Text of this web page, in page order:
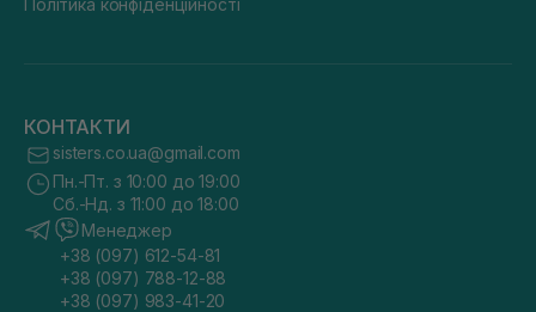
Політика конфіденційності
КОНТАКТИ
sisters.co.ua@gmail.com
Пн.-Пт. з 10:00 до 19:00
Сб.-Нд. з 11:00 до 18:00
Менеджер
+38 (097) 612-54-81
+38 (097) 788-12-88
+38 (097) 983-41-20